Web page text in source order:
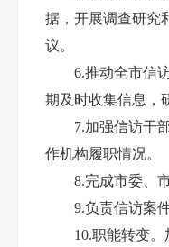
据，开展调查研究
议。
6.推动全市信访
期及时收集信息，
7.加强信访干部
作机构履职情况。
8.完成市委、市
9.负责信访案件
10.职能转变。加